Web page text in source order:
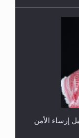
إرساء الأمن